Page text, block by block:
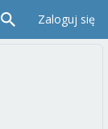
Zaloguj się